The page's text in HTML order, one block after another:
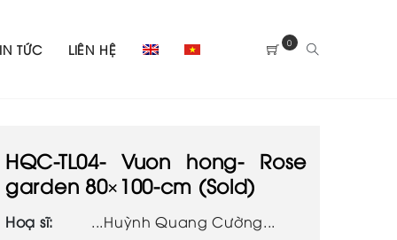
TỨC LIÊN HỆ 0
HQC-TL04- Vuon hong- Rose
garden 80×100-cm (Sold)
Hoạ sĩ: ...Huỳnh Quang Cường...